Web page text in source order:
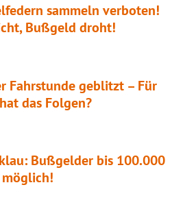
sammeln verboten!
Bußgeld droht!
Fahrstunde geblitzt – Für
das Folgen?
Bußgelder bis 100.000
möglich!